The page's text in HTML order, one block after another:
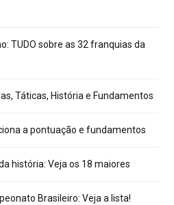
TUDO sobre as 32 franquias da
Táticas, História e Fundamentos
a pontuação e fundamentos
história: Veja os 18 maiores
Brasileiro: Veja a lista!